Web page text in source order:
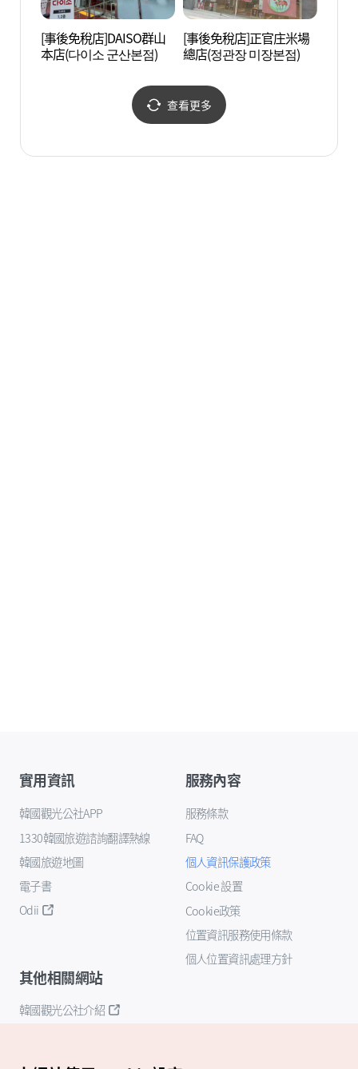
[事後免稅店]DAISO群山
本店(다이소 군산본점)
[事後免稅店]正官庄米場
總店(정관장 미장본점)
查看更多
實用資訊
韓國觀光公社APP
1330韓國旅遊諮詢翻譯熱線
韓國旅遊地圖
電子書
Odii
服務內容
服務條款
FAQ
個人資訊保護政策
Cookie 設置
Cookie政策
位置資訊服務使用條款
個人位置資訊處理方針
其他相關網站
韓國觀光公社介紹